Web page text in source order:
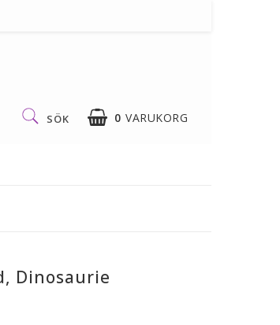
0 VARUKORG
SÖK
Dinosaurie